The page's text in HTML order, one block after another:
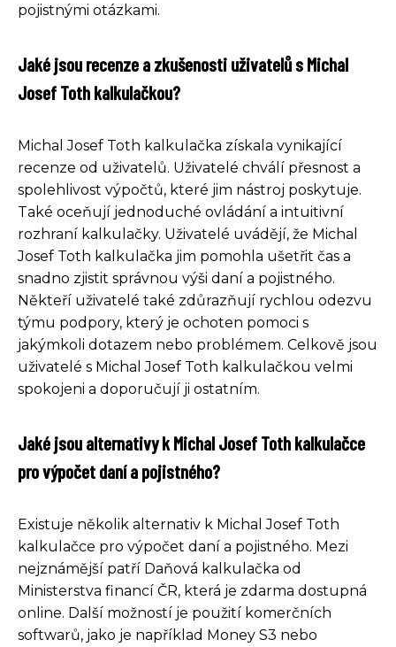
pojistnými otázkami.
Jaké jsou recenze a zkušenosti uživatelů s Michal
Josef Toth kalkulačkou?
Michal Josef Toth kalkulačka získala vynikající
recenze od uživatelů. Uživatelé chválí přesnost a
spolehlivost výpočtů, které jim nástroj poskytuje.
Také oceňují jednoduché ovládání a intuitivní
rozhraní kalkulačky. Uživatelé uvádějí, že Michal
Josef Toth kalkulačka jim pomohla ušetřit čas a
snadno zjistit správnou výši daní a pojistného.
Někteří uživatelé také zdůrazňují rychlou odezvu
týmu podpory, který je ochoten pomoci s
jakýmkoli dotazem nebo problémem. Celkově jsou
uživatelé s Michal Josef Toth kalkulačkou velmi
spokojeni a doporučují ji ostatním.
Jaké jsou alternativy k Michal Josef Toth kalkulačce
pro výpočet daní a pojistného?
Existuje několik alternativ k Michal Josef Toth
kalkulačce pro výpočet daní a pojistného. Mezi
nejznámější patří Daňová kalkulačka od
Ministerstva financí ČR, která je zdarma dostupná
online. Další možností je použití komerčních
softwarů, jako je například Money S3 nebo